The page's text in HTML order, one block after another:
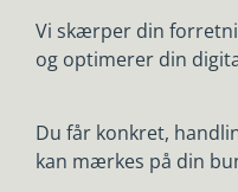
Vi skærper din
og optimerer din
Du får konkret,
kan mærkes på din